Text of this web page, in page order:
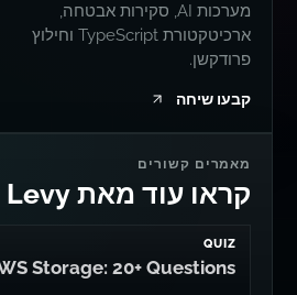
מערכות AI, סקירות אבטחה,
ארכיטקטורת TypeScript וחילוץ
פרודקשן.
קבעו שיחה
מאמרים קשורים
קראו עוד מאת Dan Levy
QUIZ
Storage: 20+ Questions!